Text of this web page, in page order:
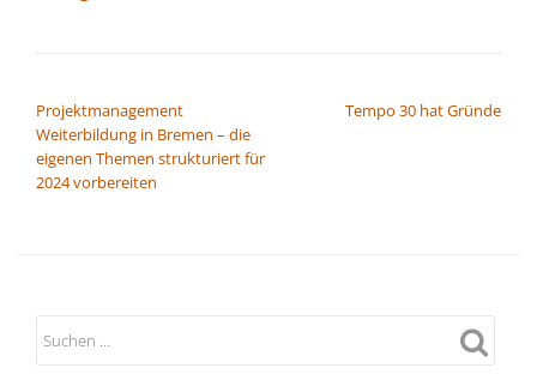
Projektmanagement
Weiterbildung in Bremen – die
eigenen Themen strukturiert für
2024 vorbereiten
Tempo 30 hat Gründe